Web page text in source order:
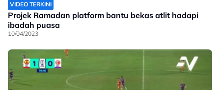
VIDEO TERKINI
Projek Ramadan platform bantu bekas atlit hadapi
ibadah puasa
10/04/2023